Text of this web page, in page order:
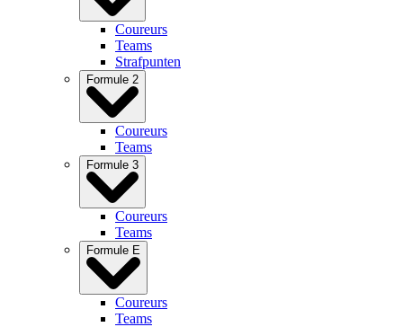
Coureurs
Teams
Strafpunten
Formule 2
Coureurs
Teams
Formule 3
Coureurs
Teams
Formule E
Coureurs
Teams